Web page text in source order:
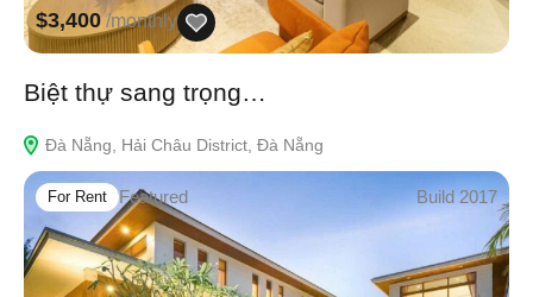
$3,400 /monthly
Biệt thự sang trọng…
Đà Nẵng, Hải Châu District, Đà Nẵng
For Rent Featured Build 2017